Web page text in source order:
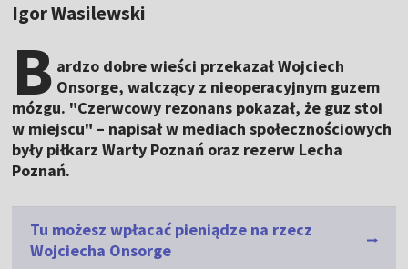
Igor Wasilewski
B ardzo dobre wieści przekazał Wojciech
Onsorge, walczący z nieoperacyjnym guzem
mózgu. "Czerwcowy rezonans pokazał, że guz stoi
w miejscu" – napisał w mediach społecznościowych
były piłkarz Warty Poznań oraz rezerw Lecha
Poznań.
Tu możesz wpłacać pieniądze na rzecz
Wojciecha Onsorge